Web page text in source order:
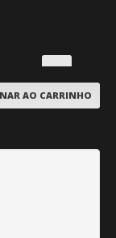
AO CARRINHO